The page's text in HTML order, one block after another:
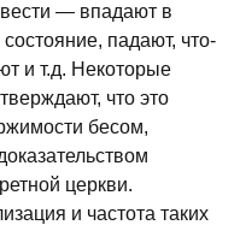
— впадают в
падают, что-
и т.д. Некоторые
что это
бесом,
церкви.
и частота таких